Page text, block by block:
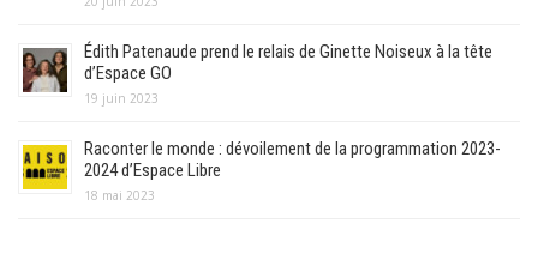
Édith Patenaude prend le relais de Ginette Noiseux à la tête
d’Espace GO
19 juin 2023
Raconter le monde : dévoilement de la programmation 2023-
2024 d’Espace Libre
18 mai 2023